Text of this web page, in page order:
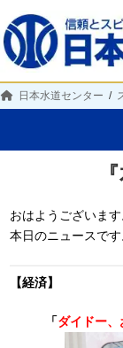
日本水道センター
おはようございます
本日のニュースです
【経済】
「ダイドー